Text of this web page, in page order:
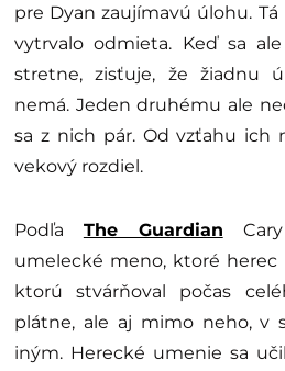
pre Dyan zaujímavú úlohu.
vytrvalo odmieta. Keď sa
stretne, zisťuje, že žiadnu
nemá. Jeden druhému ale
sa z nich pár. Od vzťahu ich
vekový rozdiel.
Podľa The Guardian
umelecké meno, ktoré herec
ktorú stvárňoval počas
plátne, ale aj mimo neho, v
iným. Herecké umenie sa